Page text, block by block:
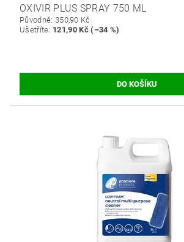
OXIVIR PLUS SPRAY 750 ML
Původně: 350,90 Kč
Ušetříte: 121,90 Kč (–34 %)